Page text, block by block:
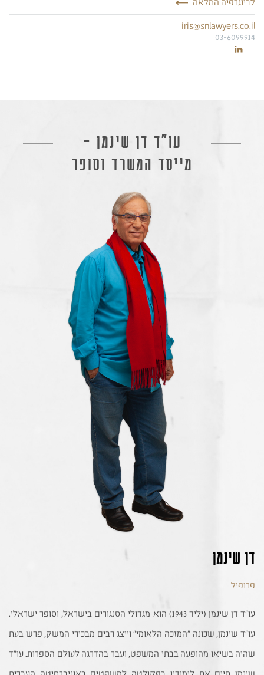
לביוגרפיה המלאה
iris@snlawyers.co.il
03-6099914
עו״ד
ב-
עו"ד דן שינמן -
מייסד המשרד וסופר
דן שינמן
פרופיל
עו"ד דן שינמן (יליד 1943) הוא מגדולי הסנגורים בישראל, וסופר ישראלי.
עו"ד שינמן, שכונה "המזכה הלאומי" וייצג רבים מבכירי המשק, פרש בעת
שהיה בשיאו מהופעה בבתי המשפט, ועבר בהדרגה לעולם הספרות. עו"ד